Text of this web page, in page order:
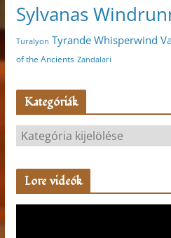
Sylvanas
Turalyon Tyrande Whisperwind
of the Ancients Zandalari
Kategóriák
a
t
g
Lore videók